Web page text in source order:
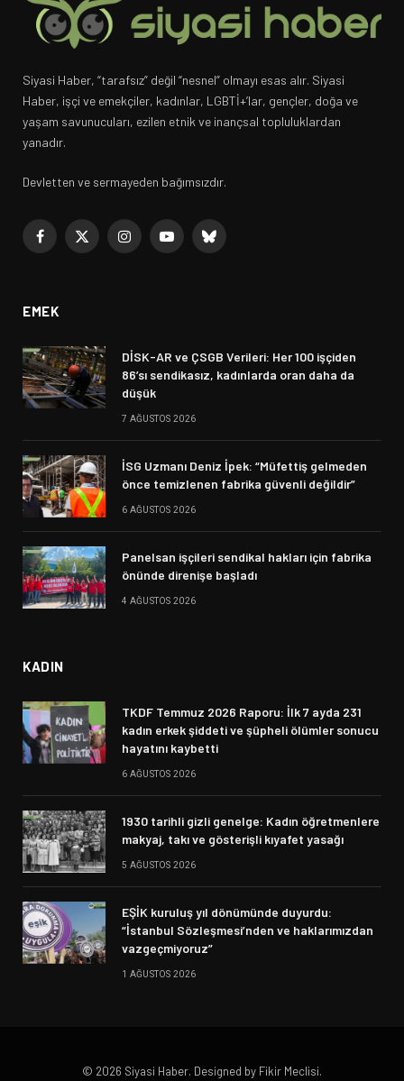
Siyasi Haber, “tarafsız” değil “nesnel” olmayı esas alır. Siyasi
Haber, işçi ve emekçiler, kadınlar, LGBTİ+’lar, gençler, doğa ve
yaşam savunucuları, ezilen etnik ve inançsal topluluklardan
yanadır.
Devletten ve sermayeden bağımsızdır.
Facebook
X
InstagramYouTubeBluesky
EMEK
DİSK-AR ve ÇSGB Verileri: Her 100 işçiden
86’sı sendikasız, kadınlarda oran daha da
düşük
7 AĞUSTOS 2026
İSG Uzmanı Deniz İpek: “Müfettiş gelmeden
önce temizlenen fabrika güvenli değildir”
6 AĞUSTOS 2026
Panelsan işçileri sendikal hakları için fabrika
önünde direnişe başladı
4 AĞUSTOS 2026
KADIN
TKDF Temmuz 2026 Raporu: İlk 7 ayda 231
kadın erkek şiddeti ve şüpheli ölümler sonucu
hayatını kaybetti
6 AĞUSTOS 2026
1930 tarihli gizli genelge: Kadın öğretmenlere
makyaj, takı ve gösterişli kıyafet yasağı
5 AĞUSTOS 2026
EŞİK kuruluş yıl dönümünde duyurdu:
“İstanbul Sözleşmesi’nden ve haklarımızdan
vazgeçmiyoruz”
1 AĞUSTOS 2026
© 2026 Siyasi Haber. Designed by Fikir Meclisi.